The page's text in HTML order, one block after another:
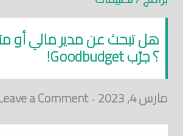
هل تبحث عن مدير مالي أو
؟ جرّب Goodbudget!
مارس 4, 2023 -
a Comment